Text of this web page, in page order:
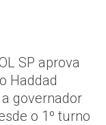
SP aprova
Haddad
governador
o 1º turno